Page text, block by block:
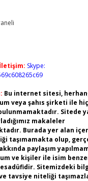
Skype:
Bu internet sitesi,
veya şahıs şirketi ile
Sitede
makaleler
Burada yer alan
taşımamakta olup,
paylaşım
ve kişiler ile isim
Sitemizdeki
tavsiye niteliği